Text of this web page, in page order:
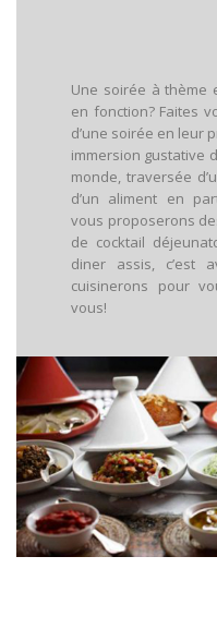
Une soirée à thème
en fonction? Faites
d’une soirée en leur
immersion gustative
monde, traversée
d’un aliment en
vous proposerons
de cocktail
diner assis, c’est
cuisinerons pour
vous!